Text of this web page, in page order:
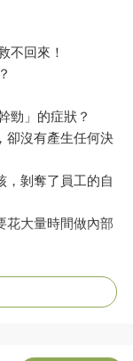
不回來！
勁」的症狀？
卻沒有產生任何決
，剝奪了員工的自
花大量時間做內部
只會說「這全部交